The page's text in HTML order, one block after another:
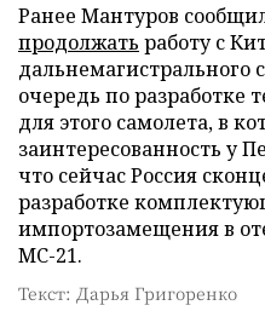
Ранее Мантуров
продолжать работу с
дальнемагистрального
очередь по разработке
для этого самолета, в
заинтересованность у
что сейчас Россия
разработке
импортозамещения в
МС-21.
Текст: Дарья Григоренко